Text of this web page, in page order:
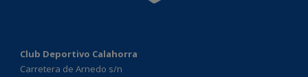
Club Deportivo Calahorra
Carretera de Arnedo s/n